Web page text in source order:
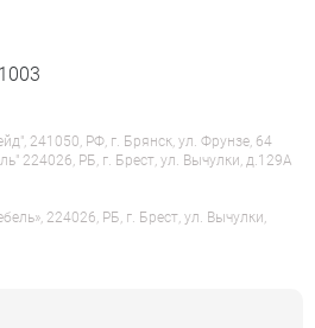
241050, РФ, г. Брянск, ул. Фрунзе, 64
224026, РБ, г. Брест, ул. Вычулки, д.129А
224026, РБ, г. Брест, ул. Вычулки,